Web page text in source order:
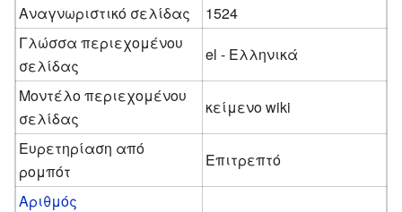
Αναγνωριστικό σελίδας
1524
Γλώσσα περιεχομένου
σελίδας
el - Ελληνικά
Μοντέλο περιεχομένου
σελίδας
κείμενο wiki
Ευρετηρίαση από
ρομπότ
Επιτρεπτό
Αριθμός